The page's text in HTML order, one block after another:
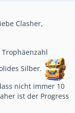
Clasher,
Silber.
nicht immer 10
ist der Progress